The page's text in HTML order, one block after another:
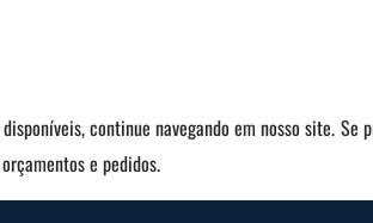
continue navegando em nosso site. Se
e pedidos.